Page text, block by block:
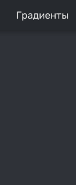
Градиенты